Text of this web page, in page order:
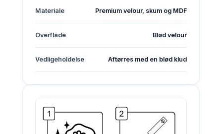
Materiale Premium velour, skum og MDF
Overflade Blød velour
Vedligeholdelse Aftørres med en blød klud